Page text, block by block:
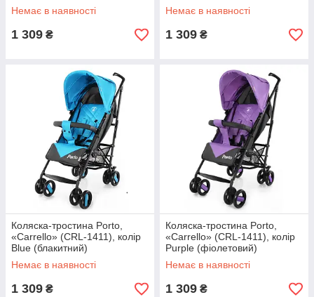
Немає в наявності
1 309 ₴
Немає в наявності
1 309 ₴
Коляска-тростина Porto,
«Carrello» (CRL-1411), колір
Blue (блакитний)
Немає в наявності
1 309 ₴
Коляска-тростина Porto,
«Carrello» (CRL-1411), колір
Purple (фіолетовий)
Немає в наявності
1 309 ₴